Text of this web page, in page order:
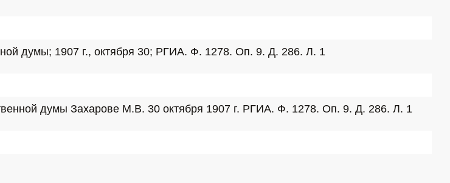
думы; 1907 г., октября 30; РГИА. Ф. 1278. Оп. 9. Д. 286. Л. 1
думы Захарове М.В. 30 октября 1907 г. РГИА. Ф. 1278. Оп. 9. Д. 286. Л. 1